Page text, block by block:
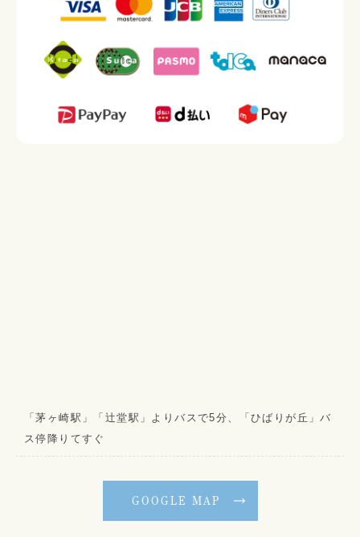
「茅ヶ崎駅」「辻堂駅」よりバスで5分、「ひばりが丘」バ
ス停降りてすぐ
GOOGLE MAP